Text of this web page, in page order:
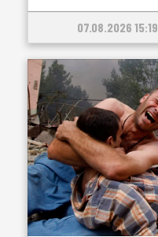
07.08.2026 15:19